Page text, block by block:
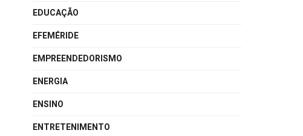
EDUCAÇÃO
EFEMÉRIDE
EMPREENDEDORISMO
ENERGIA
ENSINO
ENTRETENIMENTO